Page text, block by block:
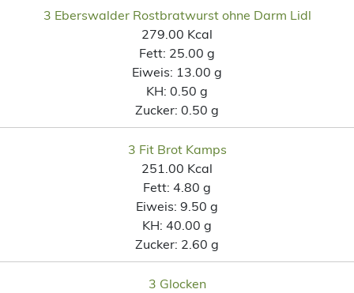
3 Eberswalder Rostbratwurst ohne Darm Lidl
279.00 Kcal
Fett: 25.00 g
Eiweis: 13.00 g
KH: 0.50 g
Zucker: 0.50 g
3 Fit Brot Kamps
251.00 Kcal
Fett: 4.80 g
Eiweis: 9.50 g
KH: 40.00 g
Zucker: 2.60 g
3 Glocken